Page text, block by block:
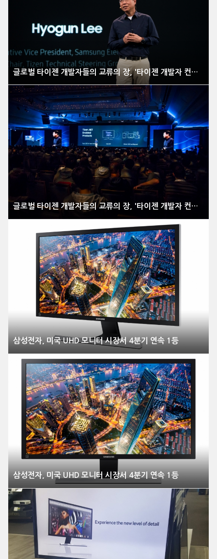
글로벌 타이젠 개발자들의 교류의 장, '타이젠 개발자 컨퍼런스 2017' 개최
글로벌 타이젠 개발자들의 교류의 장, '타이젠 개발자 컨퍼런스 2017' 개최
삼성전자, 미국 UHD 모니터 시장서 4분기 연속 1등
삼성전자, 미국 UHD 모니터 시장서 4분기 연속 1등